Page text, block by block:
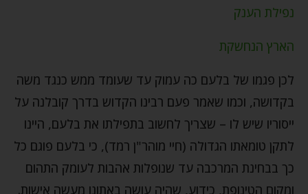
נפילת הענק
הארץ הנחשקת
לכן פגמו של בלעם כה עמוק עד שעומד ממש כנגד משה
בקדושה, וכמו שאמר פעם רבינו הקדוש בדרך קובלנה על
ייסוריו שיש לו – שצריך לחשוב בתפילתו את בלעם, היינו
לתקן טומאתו הגדולה (חיי מוהר"ן רמד), כי בלעם פוגם כל
כך בבחינת המרכבה עד שנופלות אהבות לעומק התהום
ומקום הטינופת, כידוע, שהיה עושה באתונו מעשה אישות.